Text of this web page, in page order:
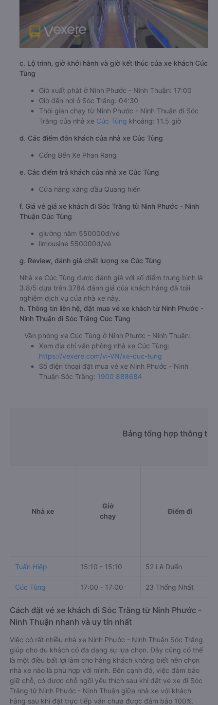
c. Lộ trình, giờ khởi hành và giờ kết thúc của xe khách Cúc
Tùng
Giờ xuất phát ở Ninh Phước - Ninh Thuận: 17:00
Giờ đến nơi ở Sóc Trăng: 04:30
Thời gian chạy từ Ninh Phước - Ninh Thuận đi Sóc
Trăng của nhà xe Cúc Tùng khoảng: 11.5 giờ
d. Các điểm đón khách của nhà xe Cúc Tùng
Cổng Bến Xe Phan Rang
e. Các điểm trả khách của nhà xe Cúc Tùng
Cửa hàng xăng dầu Quang hiển
f. Giá vé giá xe khách đi Sóc Trăng từ Ninh Phước - Ninh
Thuận Cúc Tùng
giường nằm 550000đ/vé
limousine 550000đ/vé
g. Review, đánh giá chất lượng xe Cúc Tùng
Nhà xe Cúc Tùng được đánh giá với số điểm trung bình là
3.8/5 dựa trên 3784 đánh giá của khách hàng đã trải
nghiệm dịch vụ của nhà xe này.
h. Thông tin liên hệ, đặt mua vé xe khách từ Ninh Phước -
Ninh Thuận đi Sóc Trăng Cúc Tùng
Văn phòng xe Cúc Tùng ở Ninh Phước - Ninh Thuận:
Xem địa chỉ văn phòng nhà xe Cúc Tùng:
https://vexere.com/vi-VN/xe-cuc-tung
Số điện thoại đặt mua vé xe Ninh Phước - Ninh
Thuận Sóc Trăng: 1900 888684
Bảng tổng hợp thông tin
Nhà xe
Giờ
chạy
Điểm đi
Tuấn Hiệp 15:10 - 15:10 52 Lê Duẩn
Cúc Tùng 17:00 - 17:00 23 Thống Nhất
Cách đặt vé xe khách đi Sóc Trăng từ Ninh Phước -
Ninh Thuận nhanh và uy tín nhất
Việc có rất nhiều nhà xe Ninh Phước - Ninh Thuận Sóc Trăng
giúp cho du khách có đa dạng sự lựa chọn. Đây cũng có thể
là một điều bất lợi làm cho hàng khách không biết nên chọn
nhà xe nào là phù hợp với mình. Bên cạnh đó, việc đảm bảo
giữ chỗ, có được chỗ ngồi yêu thích sau khi đặt vé xe đi Sóc
Trăng từ Ninh Phước - Ninh Thuận giữa nhà xe với khách
hàng sau khi đặt trực tiếp vẫn chưa được đảm bảo 100%.